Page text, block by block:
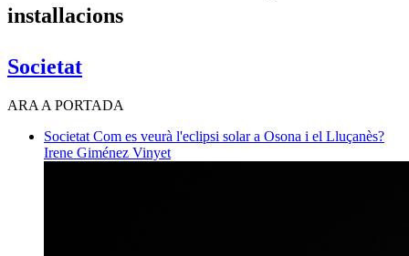
installacions
Societat
ARA A PORTADA
Societat Com es veurà l'eclipsi solar a Osona i el Lluçanès?
Irene Giménez Vinyet